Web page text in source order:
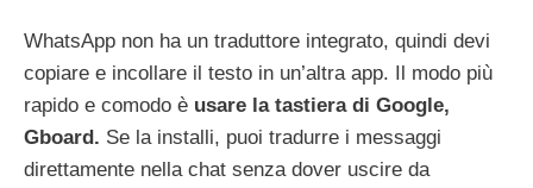
WhatsApp non ha un traduttore integrato, quindi devi
copiare e incollare il testo in un’altra app. Il modo più
rapido e comodo è usare la tastiera di Google,
Gboard. Se la installi, puoi tradurre i messaggi
direttamente nella chat senza dover uscire da